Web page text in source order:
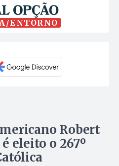
ENTORNO
Robert
eleito o 267º